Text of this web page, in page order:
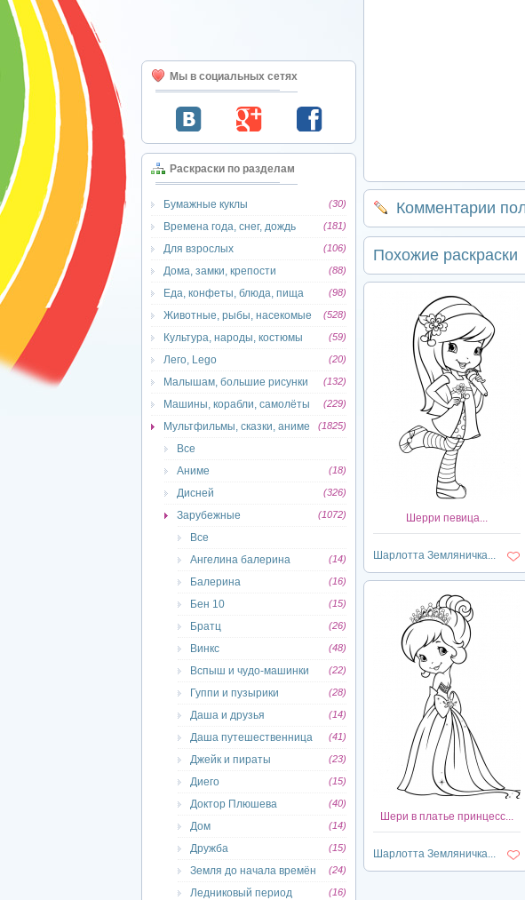
Мы в социальных сетях
Раскраски по разделам
Бумажные куклы (30)
Времена года, снег, дождь (181)
Для взрослых (106)
Дома, замки, крепости (88)
Еда, конфеты, блюда, пища (98)
Животные, рыбы, насекомые (528)
Культура, народы, костюмы (59)
Лего, Lego (20)
Малышам, большие рисунки (132)
Машины, корабли, самолёты (229)
Мультфильмы, сказки, аниме (1825)
Все
Аниме
(18)
Дисней (326)
Зарубежные (1072)
Все
Ангелина балерина
(14)
Балерина (16)
Бен 10 (15)
Братц (26)
Винкс (48)
Вспыш и чудо-машинки (22)
Гуппи и пузырики (28)
Даша и друзья (14)
Даша путешественница (41)
Джейк и пираты (23)
Диего (15)
Доктор Плюшева (40)
Дом (14)
Дружба (15)
Земля до начала времён (24)
Ледниковый период (16)
Комментарии
Похожие раскраски
Шерри певица...
Шарлотта Земляничка...
Шери в платье принцесс...
Шарлотта Земляничка...